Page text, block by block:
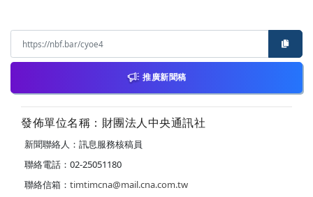
推廣新聞稿
發佈單位名稱：財團法人中央通訊社
新聞聯絡人：訊息服務核稿員
聯絡電話：02-25051180
聯絡信箱： timtimcna@mail.cna.com.tw